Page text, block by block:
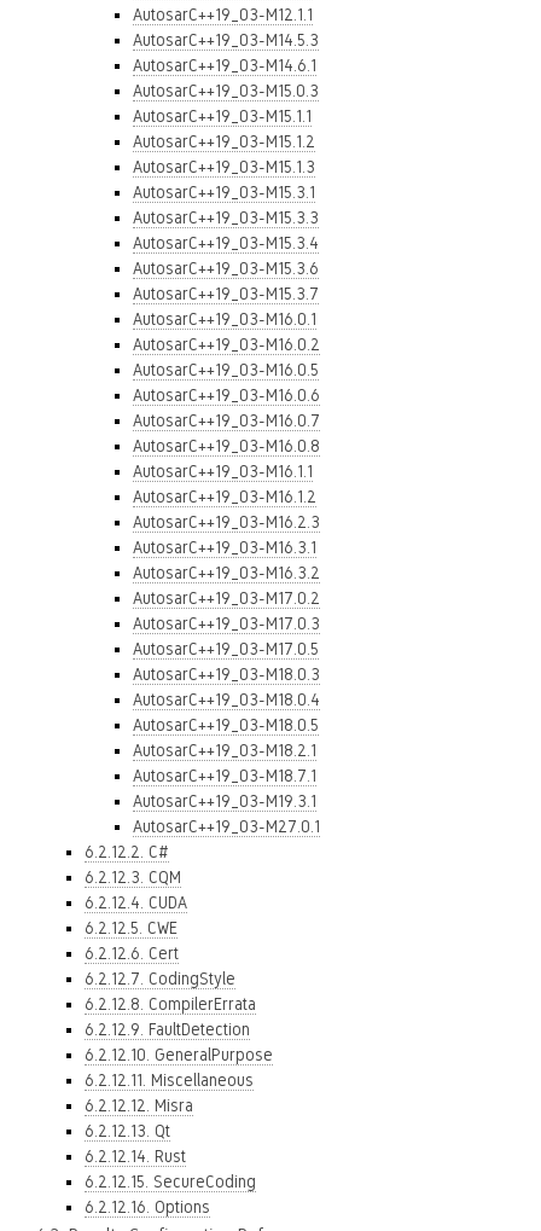
AutosarC++19_03-M12.1.1
AutosarC++19_03-M14.5.3
AutosarC++19_03-M14.6.1
AutosarC++19_03-M15.0.3
AutosarC++19_03-M15.1.1
AutosarC++19_03-M15.1.2
AutosarC++19_03-M15.1.3
AutosarC++19_03-M15.3.1
AutosarC++19_03-M15.3.3
AutosarC++19_03-M15.3.4
AutosarC++19_03-M15.3.6
AutosarC++19_03-M15.3.7
AutosarC++19_03-M16.0.1
AutosarC++19_03-M16.0.2
AutosarC++19_03-M16.0.5
AutosarC++19_03-M16.0.6
AutosarC++19_03-M16.0.7
AutosarC++19_03-M16.0.8
AutosarC++19_03-M16.1.1
AutosarC++19_03-M16.1.2
AutosarC++19_03-M16.2.3
AutosarC++19_03-M16.3.1
AutosarC++19_03-M16.3.2
AutosarC++19_03-M17.0.2
AutosarC++19_03-M17.0.3
AutosarC++19_03-M17.0.5
AutosarC++19_03-M18.0.3
AutosarC++19_03-M18.0.4
AutosarC++19_03-M18.0.5
AutosarC++19_03-M18.2.1
AutosarC++19_03-M18.7.1
AutosarC++19_03-M19.3.1
AutosarC++19_03-M27.0.1
6.2.12.2. C#
6.2.12.3. CQM
6.2.12.4. CUDA
6.2.12.5. CWE
6.2.12.6. Cert
6.2.12.7. CodingStyle
6.2.12.8. CompilerErrata
6.2.12.9. FaultDetection
6.2.12.10. GeneralPurpose
6.2.12.11. Miscellaneous
6.2.12.12. Misra
6.2.12.13. Qt
6.2.12.14. Rust
6.2.12.15. SecureCoding
6.2.12.16. Options